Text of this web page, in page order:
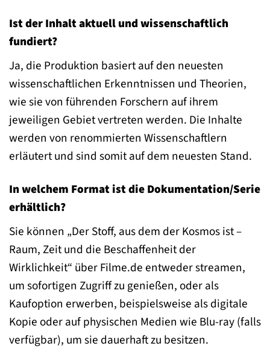
Ist der Inhalt aktuell und wissenschaftlich
fundiert?
Ja, die Produktion basiert auf den neuesten
wissenschaftlichen Erkenntnissen und Theorien,
wie sie von führenden Forschern auf ihrem
jeweiligen Gebiet vertreten werden. Die Inhalte
werden von renommierten Wissenschaftlern
erläutert und sind somit auf dem neuesten Stand.
In welchem Format ist die Dokumentation/Serie
erhältlich?
Sie können „Der Stoff, aus dem der Kosmos ist –
Raum, Zeit und die Beschaffenheit der
Wirklichkeit“ über Filme.de entweder streamen,
um sofortigen Zugriff zu genießen, oder als
Kaufoption erwerben, beispielsweise als digitale
Kopie oder auf physischen Medien wie Blu-ray (falls
verfügbar), um sie dauerhaft zu besitzen.